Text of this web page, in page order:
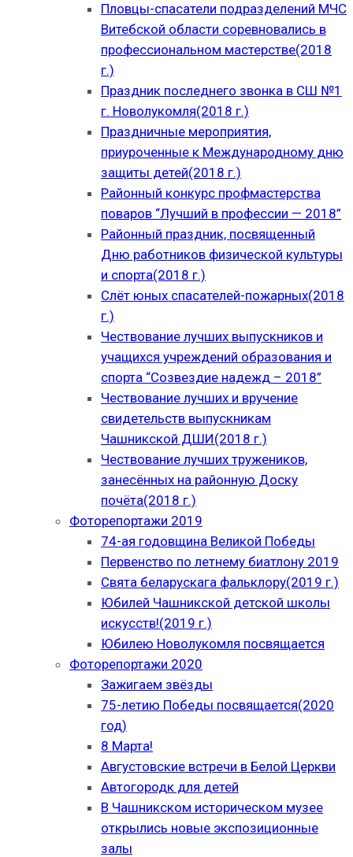
Пловцы-спасатели подразделений МЧС
Витебской области соревновались в
профессиональном мастерстве(2018
г.)
Праздник последнего звонка в СШ №1
г. Новолукомля(2018 г.)
Праздничные мероприятия,
приуроченные к Международному дню
защиты детей(2018 г.)
Районный конкурс профмастерства
поваров “Лучший в профессии — 2018”
Районный праздник, посвященный
Дню работников физической культуры
и спорта(2018 г.)
Слёт юных спасателей-пожарных(2018
г.)
Чествование лучших выпускников и
учащихся учреждений образования и
спорта “Созвездие надежд – 2018”
Чествование лучших и вручение
свидетельств выпускникам
Чашникской ДШИ(2018 г.)
Чествование лучших тружеников,
занесённых на районную Доску
почёта(2018 г.)
Фоторепортажи 2019
74-ая годовщина Великой Победы
Первенство по летнему биатлону 2019
Свята беларускага фальклору(2019 г.)
Юбилей Чашникской детской школы
искусств!(2019 г.)
Юбилею Новолукомля посвящается
Фоторепортажи 2020
Зажигаем звёзды
75-летию Победы посвящается(2020
год)
8 Марта!
Августовские встречи в Белой Церкви
Автогородк для детей
В Чашникском историческом музее
открылись новые экспозиционные
залы